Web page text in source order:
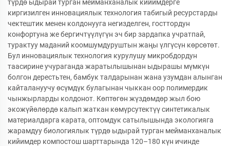
түрдө ыдырай турган мейманханалык кийимдерге
киргизилген инновациялык технология табигый ресурстарды
чектештик менен колдонууга негизделген, госттордун
конфортуна же бергичтүүлүгүн эч бир зардапка учратпай,
турактуу маданий коомшумдуруштын жаңы үлгүсүн көрсөтөт.
Бул инновациялык технология курулушу микробдордун
таасирине учураганда жаратылышынан ыдырашы мүмкүн
болгон дерестьтен, бамбук талдарынан жана узумдан алынган
кайталануучу өсүмдүк булагынан чыккан оор полимердик
чынжырларды колдонот. Көптөгөн жүздөмдөр жыл бою
экожүйөлөрдө калып жаткан көмүрсутектүү синтетикалык
материалдарга карата, оптомдук сатылышында экологияга
жарамдуу биологиялык түрдө ыдырай турган мейманханалык
кийимдер компостош шарттарында 120–180 күн ичинде